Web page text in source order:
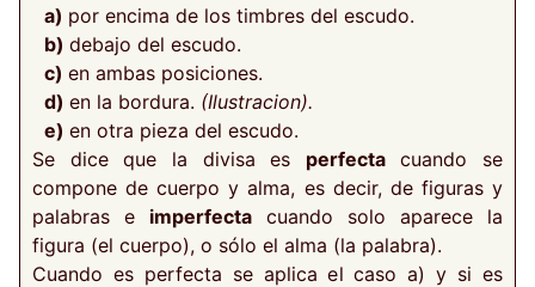
a) por encima de los timbres del escudo.
b) debajo del escudo.
c) en ambas posiciones.
d) en la bordura. (Ilustracion).
e) en otra pieza del escudo.
Se dice que la divisa es perfectacuando se
compone de cuerpo y alma, es decir, de figuras y
palabras e imperfecta cuando solo aparece la
figura (el cuerpo), o sólo el alma (la palabra).
Cuando es perfecta se aplica el caso a) y si es